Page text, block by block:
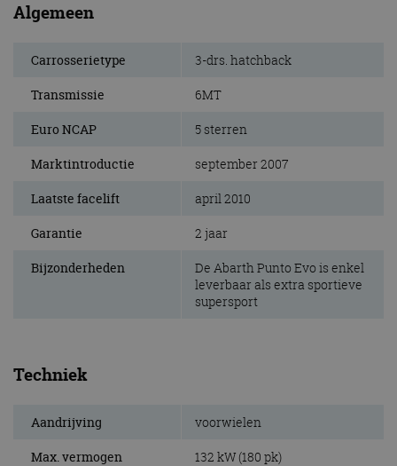
Algemeen
Carrosserietype 3-drs. hatchback
Transmissie 6MT
Euro NCAP 5 sterren
Marktintroductie september 2007
Laatste facelift april 2010
Garantie 2 jaar
Bijzonderheden
De Abarth Punto Evo is enkel
leverbaar als extra sportieve
supersport
Techniek
Aandrijving voorwielen
Max. vermogen 132 kW (180 pk)